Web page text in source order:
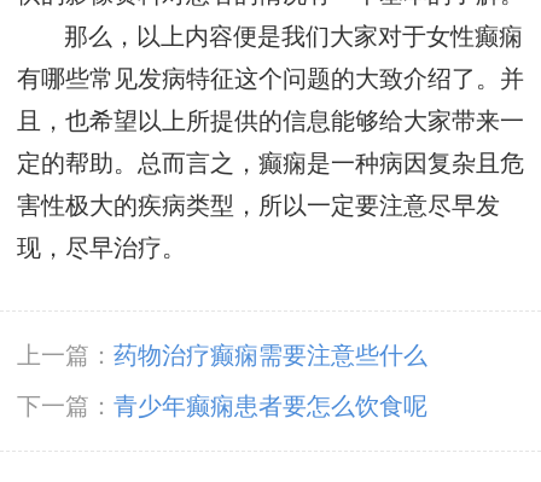
那么，以上内容便是我们大家对于女性癫痫
有哪些常见发病特征这个问题的大致介绍了。并
且，也希望以上所提供的信息能够给大家带来一
定的帮助。总而言之，癫痫是一种病因复杂且危
害性极大的疾病类型，所以一定要注意尽早发
现，尽早治疗。
上一篇： 药物治疗癫痫需要注意些什么
下一篇： 青少年癫痫患者要怎么饮食呢